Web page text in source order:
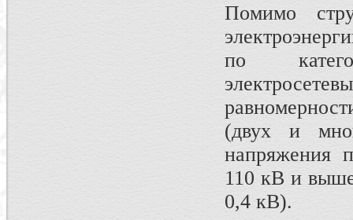
Помимо
по
(двух и
напряжения
110 кВ и
0,4 кВ).